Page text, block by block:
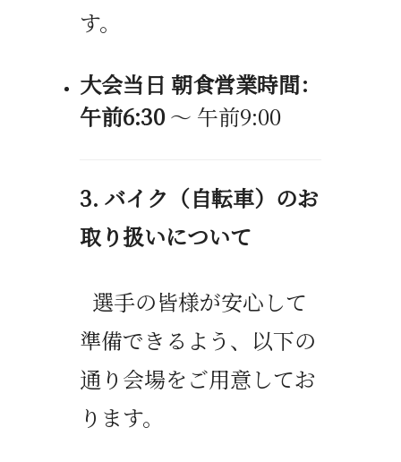
す。
大会当日 朝食営業時間：
午前6:30 ～ 午前9:00
3. バイク（自転車）のお
取り扱いについて
選手の皆様が安心して
準備できるよう、以下の
通り会場をご用意してお
ります。